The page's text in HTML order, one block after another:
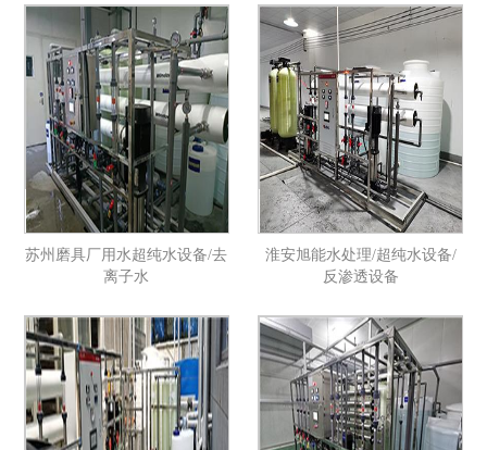
苏州磨具厂用水超纯水设备/去
离子水
淮安旭能水处理/超纯水设备/
反渗透设备